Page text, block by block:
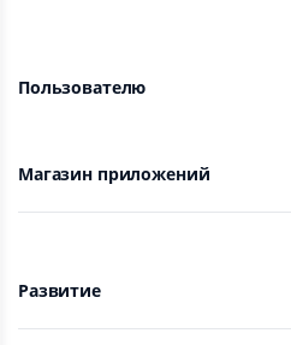
Пользователю
Магазин приложений
Развитие